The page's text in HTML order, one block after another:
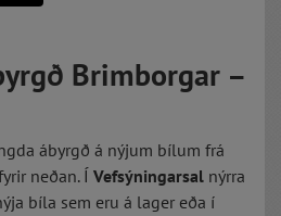
Brimborgar –
ábyrgð á nýjum bílum frá
neðan. Í Vefsýningarsal nýrra
bíla sem eru á lager eða í